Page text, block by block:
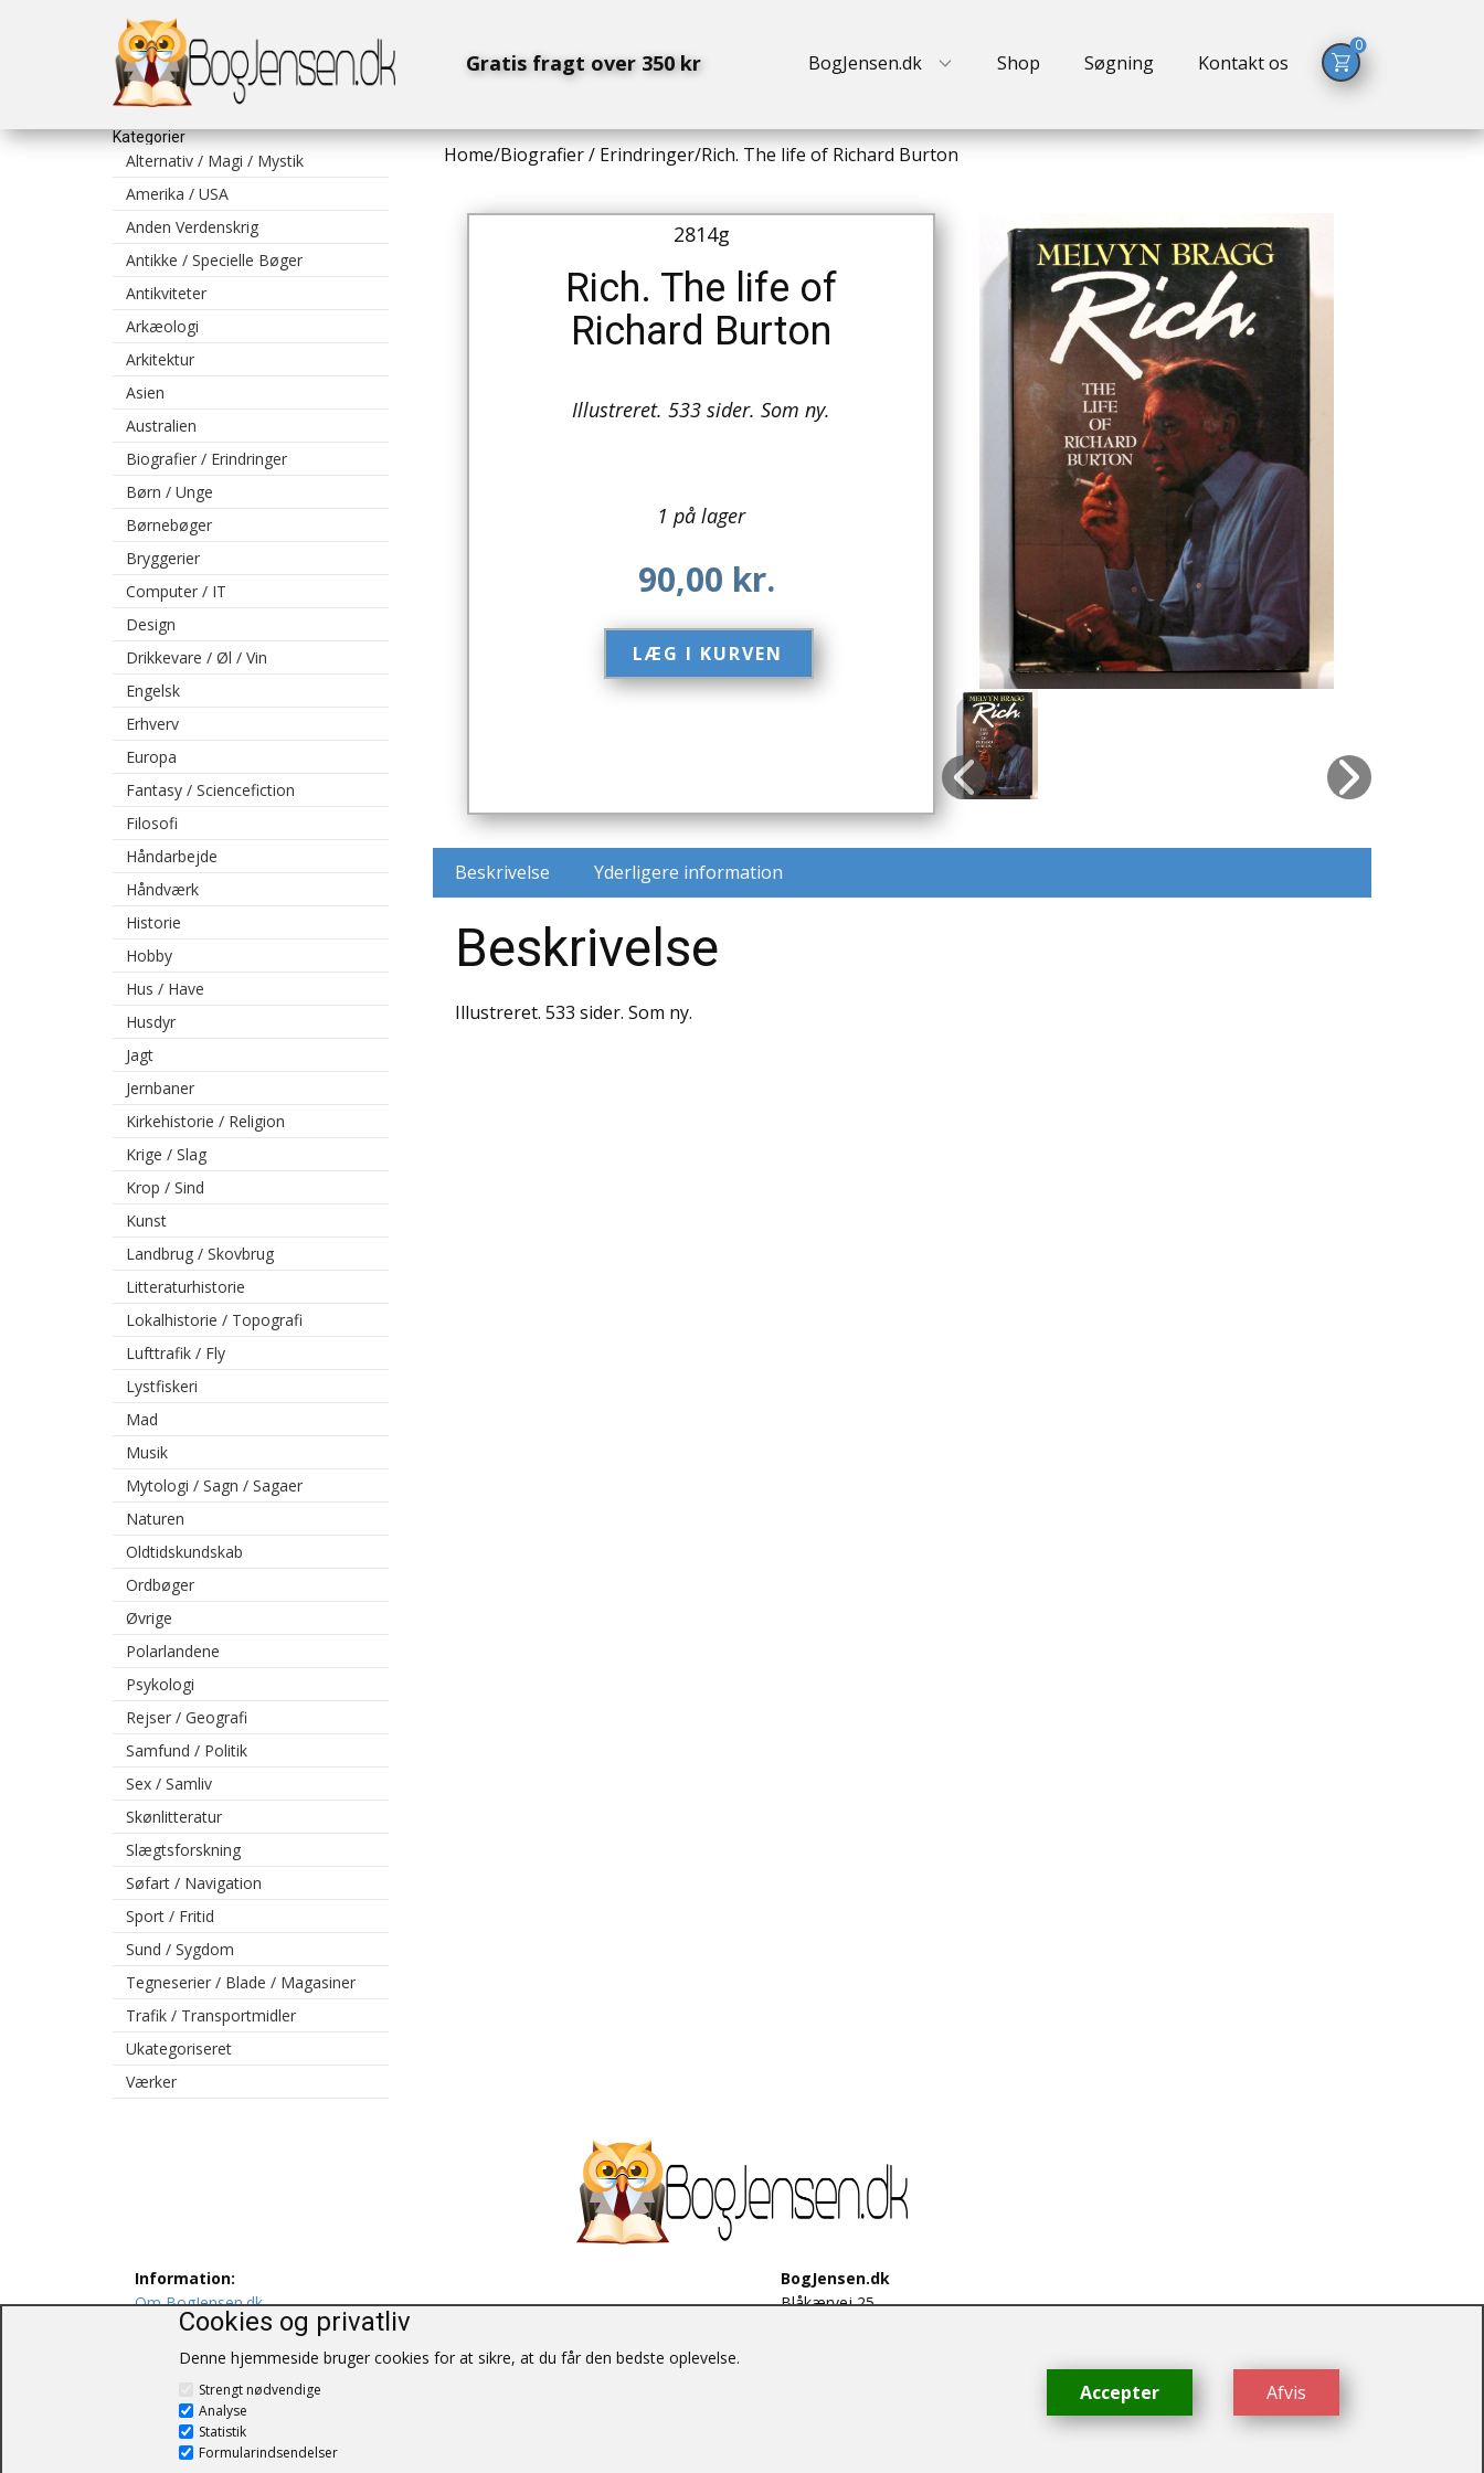
BogJensen.dk Shop Søgning Kontakt os
Gratis fragt over 350 kr
0
Kategorier
Alternativ / Magi / Mystik
Amerika / USA
Anden Verdenskrig
Antikke / Specielle Bøger
Antikviteter
Arkæologi
Arkitektur
Asien
Australien
Biografier / Erindringer
Børn / Unge
Børnebøger
Bryggerier
Computer / IT
Design
Drikkevare / Øl / Vin
Engelsk
Erhverv
Europa
Fantasy / Sciencefiction
Filosofi
Håndarbejde
Håndværk
Historie
Hobby
Hus / Have
Husdyr
Jagt
Jernbaner
Kirkehistorie / Religion
Krige / Slag
Krop / Sind
Kunst
Landbrug / Skovbrug
Litteraturhistorie
Lokalhistorie / Topografi
Lufttrafik / Fly
Lystfiskeri
Mad
Musik
Mytologi / Sagn / Sagaer
Naturen
Oldtidskundskab
Ordbøger
Øvrige
Polarlandene
Psykologi
Rejser / Geografi
Samfund / Politik
Sex / Samliv
Skønlitteratur
Slægtsforskning
Søfart / Navigation
Sport / Fritid
Sund / Sygdom
Tegneserier / Blade / Magasiner
Trafik / Transportmidler
Ukategoriseret
Værker
Home/Biografier / Erindringer/Rich. The life of Richard Burton
2814g
Rich. The life of
Richard Burton
Illustreret. 533 sider. Som ny.
1 på lager
90,00 kr.
LÆG I KURVEN​
Beskrivelse Yderligere information
Beskrivelse
Illustreret. 533 sider. Som ny.
Information:
Om BogJensen.dk
Levering
Persondatapolitik
Salgs og leveringsbetingelser
Kontakt os
BogJensen.dk
Blåkærvej 25
Cookies og privatliv
Denne hjemmeside bruger cookies for at sikre, at du får den bedste oplevelse.
Strengt nødvendige
Analyse
Statistik
Formularindsendelser
Afvis
Accepter